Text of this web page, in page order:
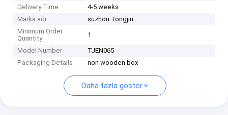
Delivery Time
4-5 weeks
Marka adı
suzhou Tongjin
Minimum Order
Quantity
1
Model Number
TJEN065
Packaging Details
non wooden box
Daha fazla göster